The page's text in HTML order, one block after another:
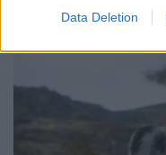
Data Deletion